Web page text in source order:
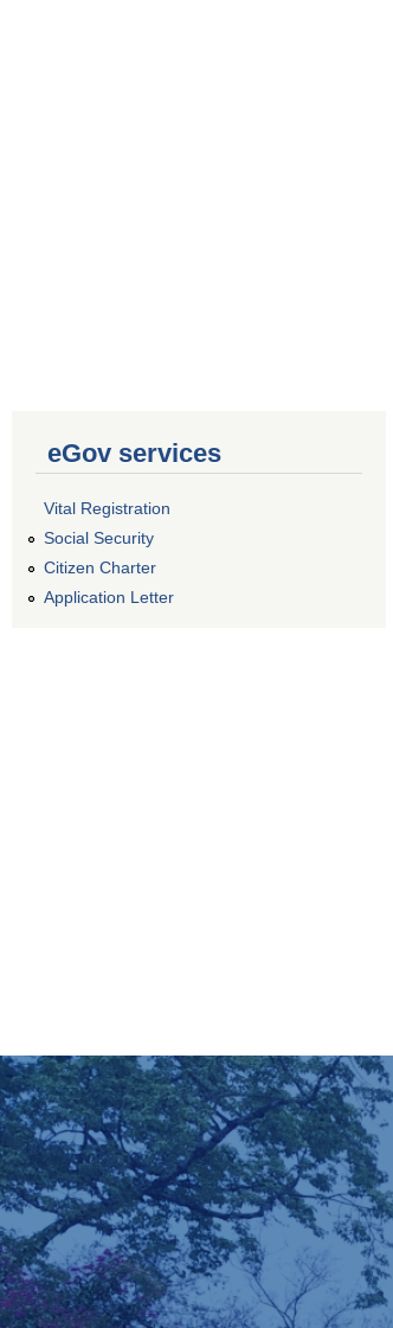
eGov services
Vital Registration
Social Security
Citizen Charter
Application Letter